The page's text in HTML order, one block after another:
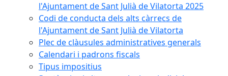
l'Ajuntament de Sant Julià de Vilatorta 2025
Codi de conducta dels alts càrrecs de
l'Ajuntament de Sant Julià de Vilatorta
Plec de clàusules administratives generals
Calendari i padrons fiscals
Tipus impositius